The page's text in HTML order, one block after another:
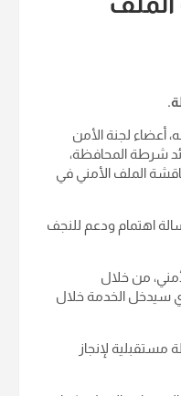
أعضاء لجنة الأمن
شرطة المحافظة،
الملف الأمني في
اهتمام ودعم للنجف
من خلال
سيدخل الخدمة خلال
لقيادة الشرطة بنسبة لا تقل عن ٨٠٪وهناك خطة مستقبلية لإنجاز